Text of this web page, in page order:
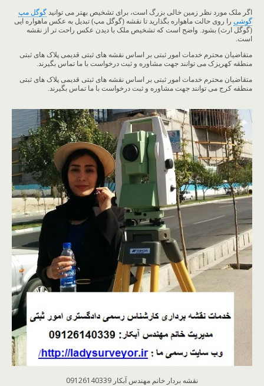
اگر ملک مورد نظر زمین خالی بزرگ است، برای تشخیص بهتر می توانید گوگل مپ
گوشی را روی حالت ماهواره بگذارید تا نقشه (گوگل مپ) تبدیل به عکس ماهواره ایی
(گوگل ارث) بشود. واضح است که تشخیص ملک با دیدن عکس راحت تر از نقشه
است.
متقاضیان محترم خدمات امور ثبتی بر اساس نقشه های ثبتی قدیمی پلاک های ثبتی
منطقه کهریزک می توانند جهت مشاوره و ثبت درخواست با ما تماس بگیرند.
متقاضیان محترم خدمات امور ثبتی بر اساس نقشه های ثبتی قدیمی پلاک های ثبتی
منطقه کرج می توانند جهت مشاوره و ثبت درخواست با ما تماس بگیرند.
نقشه بردار خانم مهندس آبکار 09126140339